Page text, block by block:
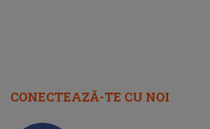
CONECTEAZĂ-TE CU NOI